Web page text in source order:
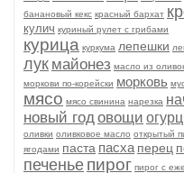
банановый кекс красный бархат
кулич куриный рулет с грибами
курица куркума лепешки
лук майонез масло из
моркови по-корейски морковь
мясо мясо свинина нарезка
новый годовощи
оливки оливковое масло открытый
ягодами паста пасха перец
печенье пирог пирог с